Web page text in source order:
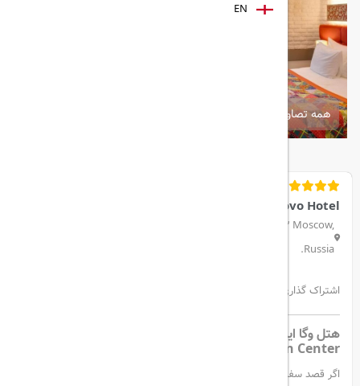
همه تصاویر
Vega Izmailovo Hotel
Izmailovskoe Shosse 71 Bld.3V, Izmailovo, 105613 Moscow,
Russia.
اشتراک گذاری:
Convention Center
اگر قصد سفر به پایتخت روسیه را دارید و به دنبال اقامتی راحت و لوکس
EN